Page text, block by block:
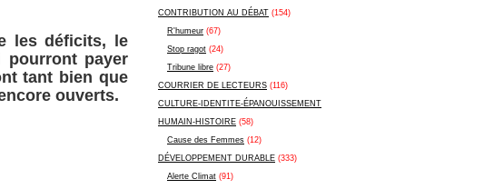
CONTRIBUTION AU DÉBAT (154)
R'humeur (67)
Stop ragot (24)
Tribune libre (27)
COURRIER DE LECTEURS (116)
CULTURE-IDENTITE-ÉPANOUISSEMENT
HUMAIN-HISTOIRE (58)
Cause des Femmes (12)
DÉVELOPPEMENT DURABLE (333)
Alerte Climat (91)
les déficits, le
pourront payer
tant bien que
ouverts.